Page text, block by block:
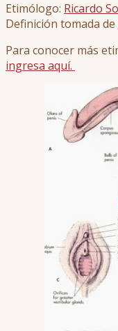
Etimólogo: Ricardo
Definición tomada de
Para conocer más
ingresa aquí.